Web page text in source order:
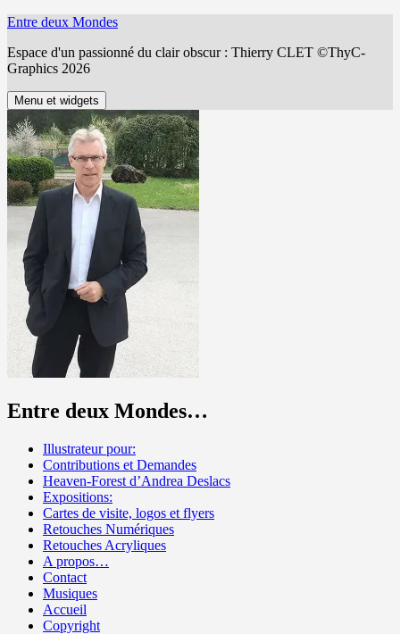
Aller
contenu
Entre deux Mondes
Espace d'un passionné du clair obscur : Thierry CLET ©ThyC-
Graphics 2026
Menu et widgets
Entre deux Mondes…
Illustrateur pour:
Contributions et Demandes
Heaven-Forest d’Andrea Deslacs
Expositions:
Cartes de visite, logos et flyers
Retouches Numériques
Retouches Acryliques
A propos…
Contact
Musiques
Accueil
Copyright